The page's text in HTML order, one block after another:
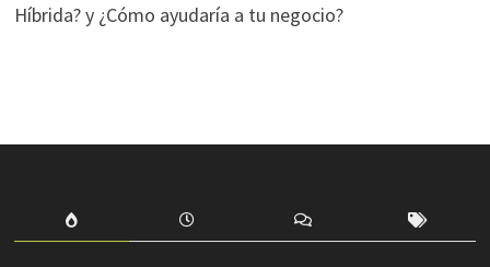
Híbrida? y ¿Cómo ayudaría a tu negocio?